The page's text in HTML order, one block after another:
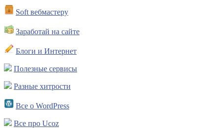
Soft вебмастеру
Заработай на сайте
Блоги и Интернет
Полезные сервисы
Разные хитрости
Все о WordPress
Все про Ucoz